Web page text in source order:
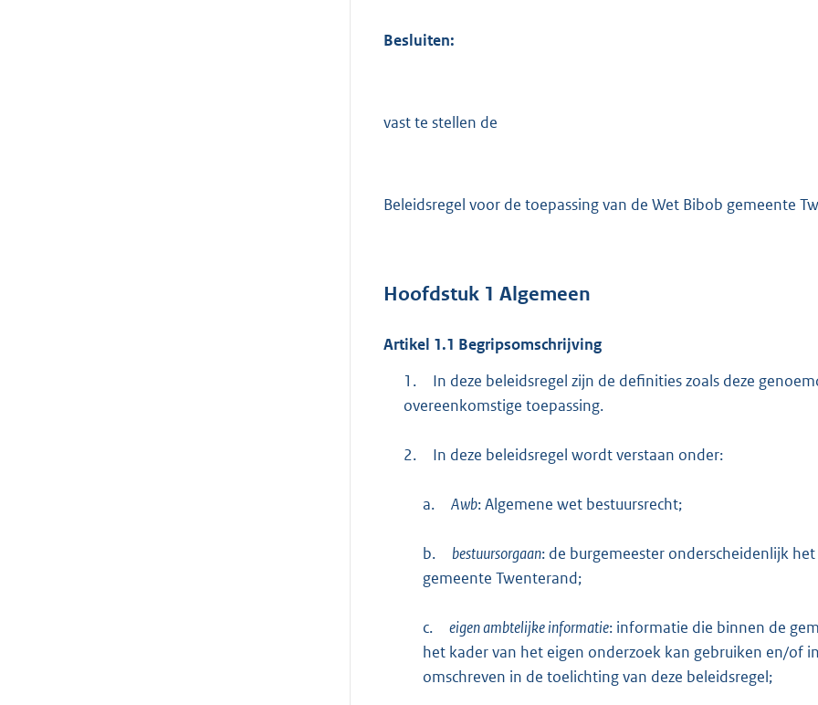
Besluiten:
vast te stellen de
Beleidsregel voor de toepassing van de Wet Bibob gemeente
Hoofdstuk 1 Algemeen
Artikel 1.1 Begripsomschrijving
1.
In deze beleidsregel zijn de definities zoals deze
overeenkomstige toepassing.
2. In deze beleidsregel wordt verstaan onder:
a. Awb: Algemene wet bestuursrecht;
b. bestuursorgaan: de burgemeester onderscheidenlijk
gemeente Twenterand;
c. eigen ambtelijke informatie: informatie die binnen de
het kader van het eigen onderzoek kan gebruiken en/of
omschreven in de toelichting van deze beleidsregel;